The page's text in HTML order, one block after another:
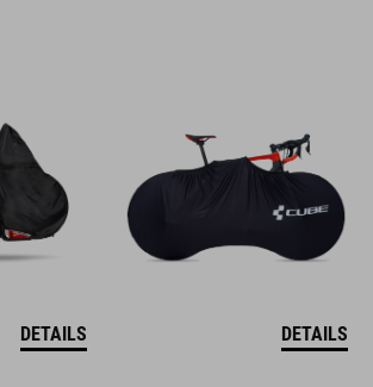
DETAILS DETAILS